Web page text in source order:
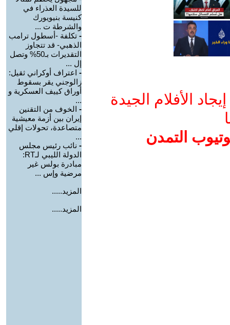
الأفلام الجيدة
التمدن
للسيدة العذراء في
كنيسة بنيويورك
والشرطة ت ...
- تكلفة -أسطول ترامب
الذهبي- قد تتجاوز
التقديرات بـ50% وتصل
إل ...
- اعتراف أوكراني ثقيل:
زالوجني يقر بسقوط
أوراق كييف العسكرية و
...
- الخوف من التقنين
إيران بين أزمة معيشية
متصاعدة، تحولات إقلي
...
- نائب رئيس مجلس
الدولة الليبي لـRT:
مبادرة بولس غير
مرضية وإس ...
المزيد.....
المزيد.....